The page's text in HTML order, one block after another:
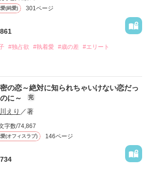
女　と　愛することを忘れていた無表情
けると嬉しいです。
た！
作品を読む
＊＊＊＊＊＊＊＊＊＊＊
投げようとしていたミカリオン王国王太子
リシティの身の回りでいろいろなことが動
には「俺はお前に救われた」と、一緒に
人で調査をするうち…いろんなことがわか
なります…
(純愛) 301ページ
861
#独占欲 #執着愛 #歳の差 #エリート
ゆりあ》21歳
報処理学科　３年
ネの地味子
くみ》29歳
メン王子様
の恋～絶対に知られちゃいけない恋だっ
に～
完
えり ／著
字数/74,867
(オフィスラブ) 146ページ
734